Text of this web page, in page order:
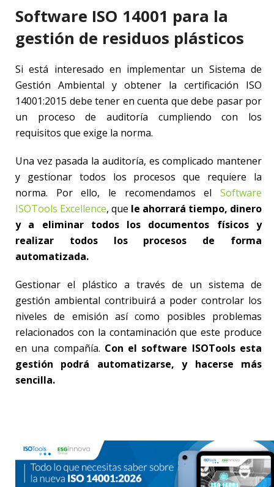
Software ISO 14001 para la
gestión de residuos plásticos
Si está interesado en implementar un Sistema de
Gestión Ambiental y obtener la certificación ISO
14001:2015 debe tener en cuenta que debe pasar por
un proceso de auditoría cumpliendo con los
requisitos que exige la norma.
Una vez pasada la auditoría, es complicado mantener
y gestionar todos los procesos que requiere la
norma. Por ello, le recomendamos el Software
ISOTools Excellence, que le ahorrará tiempo, dinero
y a eliminar todos los documentos físicos y
realizar todos los procesos de forma
automatizada.
Gestionar el plástico a través de un sistema de
gestión ambiental contribuirá a poder controlar los
niveles de emisión así como posibles problemas
relacionados con la contaminación que este produce
en una compañía. Con el software ISOTools esta
gestión podrá automatizarse, y hacerse más
sencilla.